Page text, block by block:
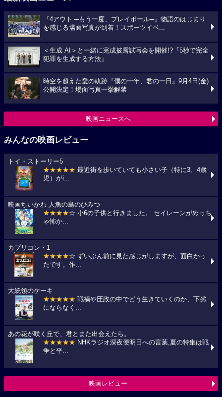
『4アウト ─もう一度、プレイボール─』物語のはじまり
を感じる場面写真が到着！スポーツイベ...
＜生成 AI＞と一緒に完成披露試写会を開催!?『5秒で完全
犯罪を生成する方法』
時空を超えた愛の軌跡『僕の一年、君の一日』9月4日(金)
公開決定！場面写真一挙解禁
映画ニュースへ
みんなの映画レビュー
トイ・ストーリー5
★★★★★ 最近街を歩いていても小さい子（特に3、4歳
児）がi...
映画ちいかわ 人魚の島のひみつ
★★★★☆ 小6の子供と行きました。 セイレーンがめっち
ゃ怖か...
カプリコン・1
★★★★☆ ずいぶん前に見た感じがしますが、面白かっ
たです。作...
大統領のケーキ
★★★★★ 戦禍や圧政の中でどう生きていくのか、下劣
にならなく...
あの花が咲く丘で、君とまた出会えたら。
★★★★★ NHKラジオ深夜便明日への言葉,夏の特集は戦
争と平...
映画レビュー